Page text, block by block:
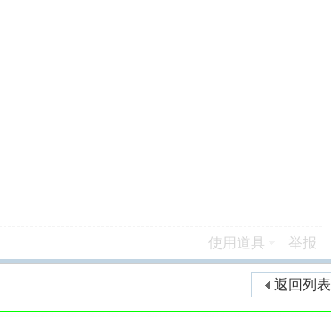
使用道具 举报
返回列表